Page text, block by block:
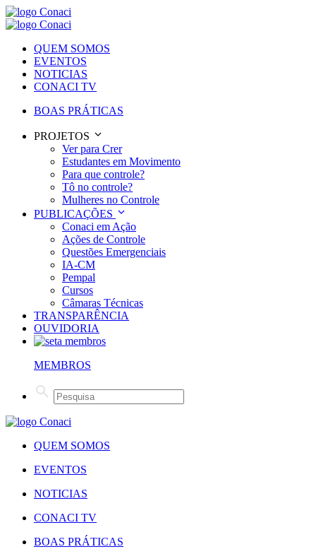
QUEM SOMOS
EVENTOS
NOTICIAS
CONACI TV
BOAS PRÁTICAS
PROJETOS
Ver para Crer
Estudantes em Movimento
Para que controle?
Tô no controle?
Mulheres no Controle
PUBLICAÇÕES
Conaci em Ação
Ações de Controle
Questões Emergenciais
IA-CM
Pempal
Cursos
Câmaras Técnicas
TRANSPARÊNCIA
OUVIDORIA
MEMBROS
QUEM SOMOS
EVENTOS
NOTICIAS
CONACI TV
BOAS PRÁTICAS